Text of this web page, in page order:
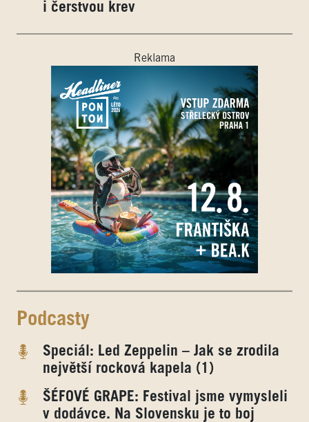
i čerstvou krev
Reklama
Podcasty
Speciál: Led Zeppelin – Jak se zrodila
největší rocková kapela (1)
ŠÉFOVÉ GRAPE: Festival jsme vymysleli
v dodávce. Na Slovensku je to boj